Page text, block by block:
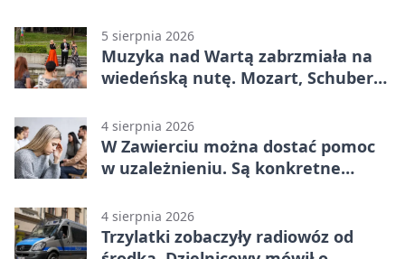
5 sierpnia 2026
Muzyka nad Wartą zabrzmiała na
wiedeńską nutę. Mozart, Schubert i
4 sierpnia 2026
W Zawierciu można dostać pomoc
w uzależnieniu. Są konkretne
4 sierpnia 2026
Trzylatki zobaczyły radiowóz od